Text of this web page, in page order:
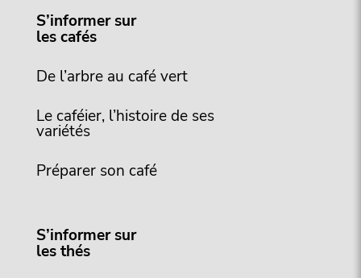
S’informer sur
les cafés
De l’arbre au café vert
Le caféier, l’histoire de ses
variétés
Préparer son café
S’informer sur
les thés